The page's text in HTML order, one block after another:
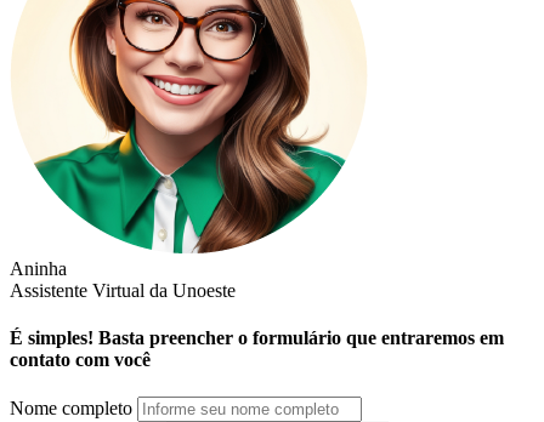
Aninha
Assistente Virtual da Unoeste
É simples! Basta preencher o formulário que entraremos em
contato com você
Nome completo